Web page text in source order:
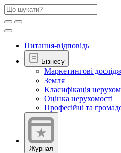
Питання-відповідь
Бізнесу
Маркетингові
Земля
Класифікація
Оцінка нерухомості
Професійні та
Журнал